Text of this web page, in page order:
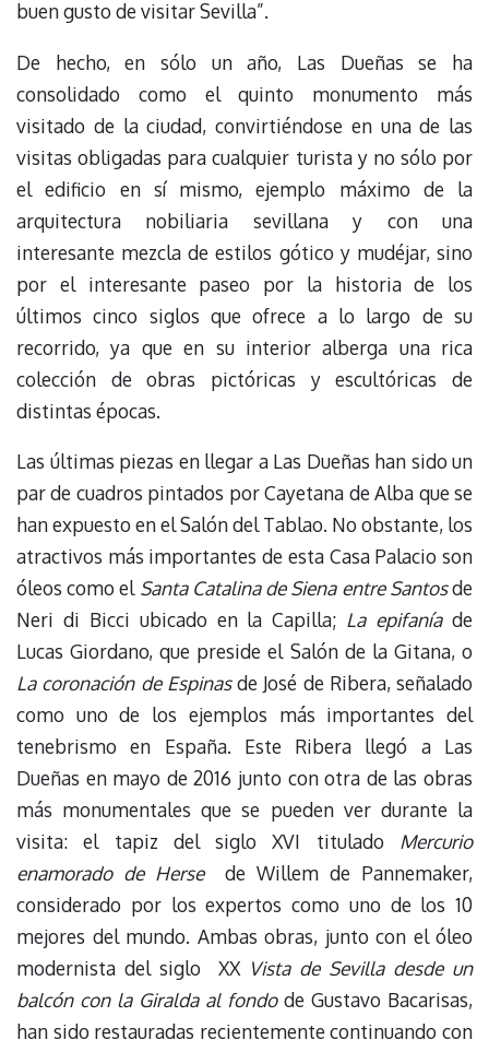
buen gusto de visitar Sevilla”.
De hecho, en sólo un año, Las Dueñas se ha
consolidado como el quinto monumento más
visitado de la ciudad, convirtiéndose en una de las
visitas obligadas para cualquier turista y no sólo por
el edificio en sí mismo, ejemplo máximo de la
arquitectura nobiliaria sevillana y con una
interesante mezcla de estilos gótico y mudéjar, sino
por el interesante paseo por la historia de los
últimos cinco siglos que ofrece a lo largo de su
recorrido, ya que en su interior alberga una rica
colección de obras pictóricas y escultóricas de
distintas épocas.
Las últimas piezas en llegar a Las Dueñas han sido un
par de cuadros pintados por Cayetana de Alba que se
han expuesto en el Salón del Tablao. No obstante, los
atractivos más importantes de esta Casa Palacio son
óleos como el Santa Catalina de Siena entre Santosde
Neri di Bicci ubicado en la Capilla; La epifaníade
Lucas Giordano, que preside el Salón de la Gitana, o
La coronación de Espinasde José de Ribera, señalado
como uno de los ejemplos más importantes del
tenebrismo en España. Este Ribera llegó a Las
Dueñas en mayo de 2016 junto con otra de las obras
más monumentales que se pueden ver durante la
visita: el tapiz del siglo XVI titulado Mercurio
enamorado de Hersede Willem de Pannemaker,
considerado por los expertos como uno de los 10
mejores del mundo. Ambas obras, junto con el óleo
modernista del siglo XX Vista de Sevilla desde un
balcón con la Giralda al fondode Gustavo Bacarisas,
han sido restauradas recientemente continuando con